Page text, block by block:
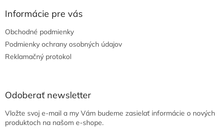
Informácie pre vás
Obchodné podmienky
Podmienky ochrany osobných údajov
Reklamačný protokol
Odoberať newsletter
Vložte svoj e-mail a my Vám budeme zasielať informácie o nových
produktoch na našom e-shope.